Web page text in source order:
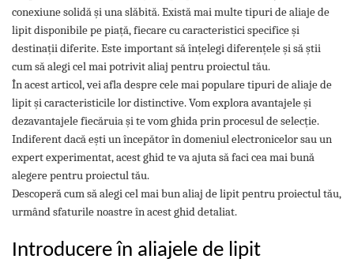
Uleiuri
Ulei motor
Statii ulei
Carucior butoi 200 L
Ulei hidraulic
Ulei pentru compresor
Ridicare
LIZE
Suport butelii
Automatizarea productiei
Scule
Tip SKM - pentru span
Tip 3S cu basculare pe 3 laturi
Tip SK – model Heavy-Duty
Tip BK – basculare prin rulare
Tip VD / VG
Tip GU / GU-E - compacte
Tip SGU - pentru span
Tip MGU - Minicontainer
Tip SMGU - mini pentru span
Tip RD - cu capac rotund
Tip BKC - de mare capacitate
Tip DUO / TRIO
Tip NK - mecanism foarfeca
conexiune solidă și una slăbită. Există mai multe tipuri de aliaje de
lipit disponibile pe piață, fiecare cu caracteristici specifice și
destinații diferite. Este important să înțelegi diferențele și să știi
cum să alegi cel mai potrivit aliaj pentru proiectul tău.
În acest articol, vei afla despre cele mai populare tipuri de aliaje de
lipit și caracteristicile lor distinctive. Vom explora avantajele și
dezavantajele fiecăruia și te vom ghida prin procesul de selecție.
Indiferent dacă ești un începător în domeniul electronicelor sau un
expert experimentat, acest ghid te va ajuta să faci cea mai bună
alegere pentru proiectul tău.
Descoperă cum să alegi cel mai bun aliaj de lipit pentru proiectul tău,
urmând sfaturile noastre în acest ghid detaliat.
Introducere în aliajele de lipit